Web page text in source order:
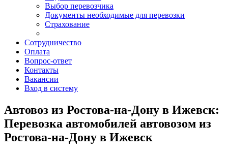
Выбор перевозчика
Документы необходимые для перевозки
Страхование
Сотрудничество
Оплата
Вопрос-ответ
Контакты
Вакансии
Вход в систему
Автовоз из Ростова-на-Дону в Ижевск:
Перевозка автомобилей автовозом из
Ростова-на-Дону в Ижевск